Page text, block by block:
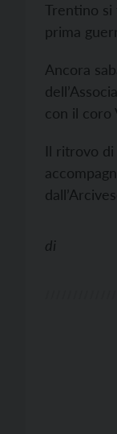
Trentino si
prima
Ancora
con il coro
Il ritrovo di
di